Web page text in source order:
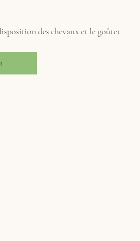
des chevaux et le goûter